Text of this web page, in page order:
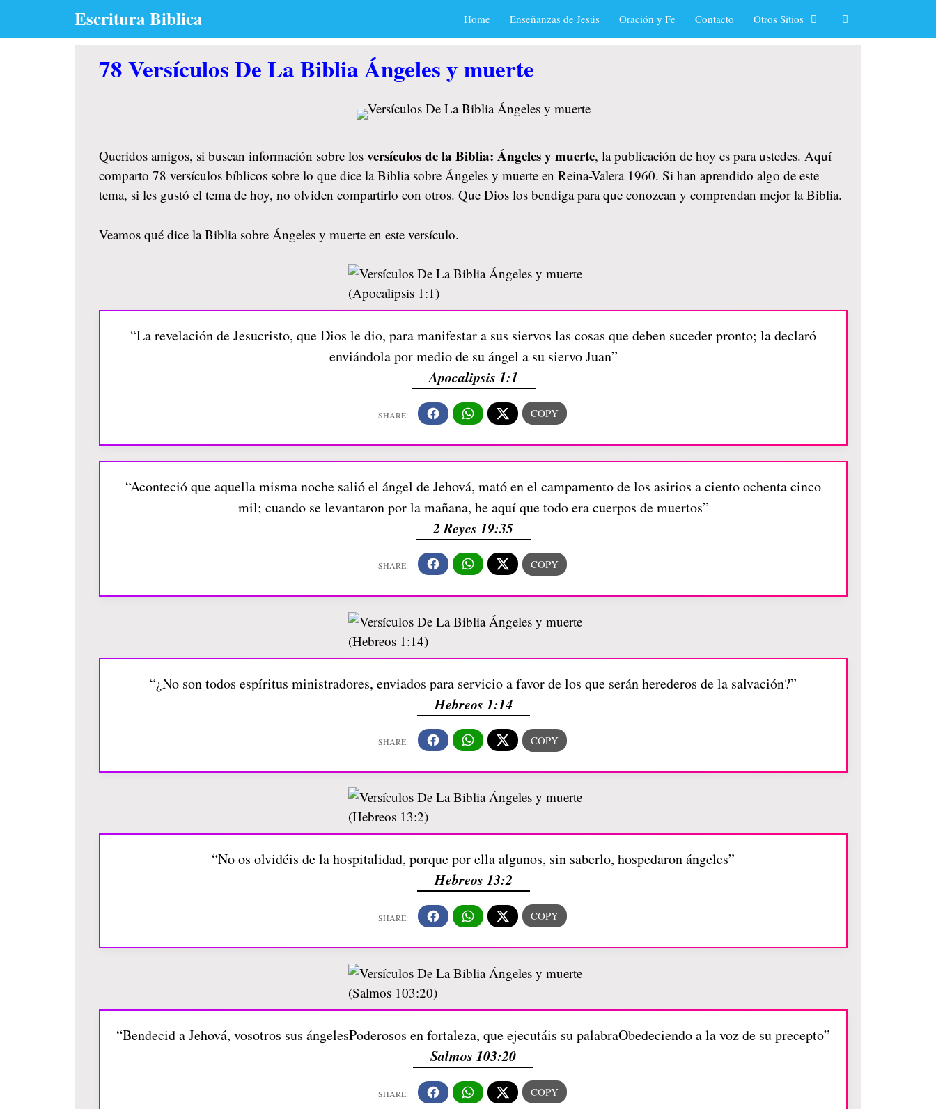
Escritura Biblica Home Enseñanzas de Jesús Oración y Fe Contacto Otros Sitios
78 Versículos De La Biblia Ángeles y muerte
Queridos amigos, si buscan información sobre los versículos de la Biblia: Ángeles y muerte, la publicación de hoy es para ustedes. Aquí
comparto 78 versículos bíblicos sobre lo que dice la Biblia sobre Ángeles y muerte en Reina-Valera 1960. Si han aprendido algo de este
tema, si les gustó el tema de hoy, no olviden compartirlo con otros. Que Dios los bendiga para que conozcan y comprendan mejor la Biblia.
Veamos qué dice la Biblia sobre Ángeles y muerte en este versículo.
“La revelación de Jesucristo, que Dios le dio, para manifestar a sus siervos las cosas que deben suceder pronto; la declaró
enviándola por medio de su ángel a su siervo Juan”
Apocalipsis 1:1
“Aconteció que aquella misma noche salió el ángel de Jehová, mató en el campamento de los asirios a ciento ochenta cinco
mil; cuando se levantaron por la mañana, he aquí que todo era cuerpos de muertos”
2 Reyes 19:35
“¿No son todos espíritus ministradores, enviados para servicio a favor de los que serán herederos de la salvación?”
Hebreos 1:14
“No os olvidéis de la hospitalidad, porque por ella algunos, sin saberlo, hospedaron ángeles”
Hebreos 13:2
“Bendecid a Jehová, vosotros sus ángelesPoderosos en fortaleza, que ejecutáis su palabraObedeciendo a la voz de su precepto”
Salmos 103:20